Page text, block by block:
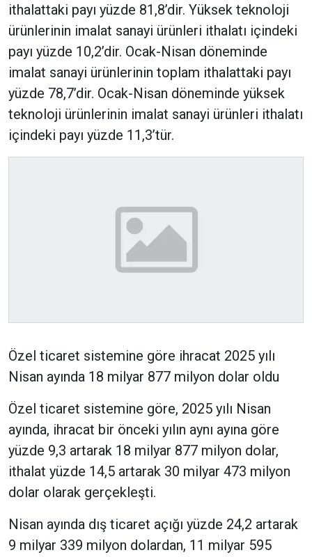
ithalattaki payı yüzde 81,8’dir. Yüksek teknoloji
ürünlerinin imalat sanayi ürünleri ithalatı içindeki
payı yüzde 10,2’dir. Ocak-Nisan döneminde
imalat sanayi ürünlerinin toplam ithalattaki payı
yüzde 78,7’dir. Ocak-Nisan döneminde yüksek
teknoloji ürünlerinin imalat sanayi ürünleri ithalatı
içindeki payı yüzde 11,3’tür.
Özel ticaret sistemine göre ihracat 2025 yılı
Nisan ayında 18 milyar 877 milyon dolar oldu
Özel ticaret sistemine göre, 2025 yılı Nisan
ayında, ihracat bir önceki yılın aynı ayına göre
yüzde 9,3 artarak 18 milyar 877 milyon dolar,
ithalat yüzde 14,5 artarak 30 milyar 473 milyon
dolar olarak gerçekleşti.
Nisan ayında dış ticaret açığı yüzde 24,2 artarak
9 milyar 339 milyon dolardan, 11 milyar 595